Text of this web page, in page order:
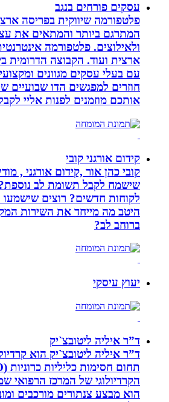
עסקים פורחים בנגב
פלטפורמה שיווקית בפריסה ארצית.
המתרגם ביותר והמתאים את
ולאילוצים. פלטפורמה אינטרנטית
ארצית ועוד. הקבוצה הדרומית
עם בעלי עסקים מגוונים
חוזרים למפגשים הדו שבועיים
אותכם מוזמנים לפנות אליי לקבל
קידום אורגני קובי
קובי כהן אור ,קידום אורגני ,
שישמח לקבל תשומת לב נוספת?
לקוחות חדשים? רוצים שישמעו
היטב מה מייחד את השירות
ברוחב לב?
יעוץ עיסקי
ד”ר איליה ליטובצ`יק
ד”ר איליה ליטובצ`יק הוא
הקרדיולוגי של המרכז הרפואי
הוא מבצע צנתורים מורכבים